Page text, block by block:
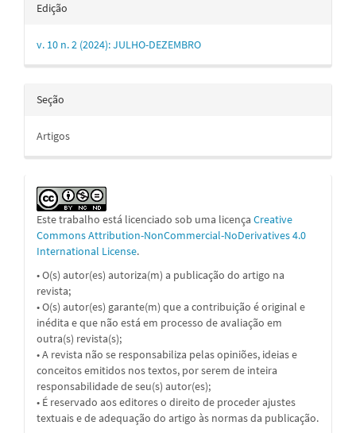
Edição
v. 10 n. 2 (2024): JULHO-DEZEMBRO
Seção
Artigos
Este trabalho está licenciado sob uma licença Creative
Commons Attribution-NonCommercial-NoDerivatives 4.0
International License.
• O(s) autor(es) autoriza(m) a publicação do artigo na
revista;
• O(s) autor(es) garante(m) que a contribuição é original e
inédita e que não está em processo de avaliação em
outra(s) revista(s);
• A revista não se responsabiliza pelas opiniões, ideias e
conceitos emitidos nos textos, por serem de inteira
responsabilidade de seu(s) autor(es);
• É reservado aos editores o direito de proceder ajustes
textuais e de adequação do artigo às normas da publicação.